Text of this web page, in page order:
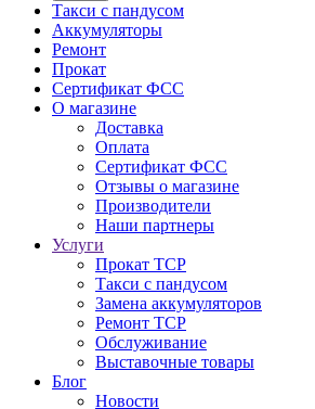
Такси с пандусом
Аккумуляторы
Ремонт
Прокат
Сертификат ФСС
О магазине
Доставка
Оплата
Сертификат ФСС
Отзывы о магазине
Производители
Наши партнеры
Услуги
Прокат ТСР
Такси с пандусом
Замена аккумуляторов
Ремонт ТСР
Обслуживание
Выставочные товары
Блог
Новости